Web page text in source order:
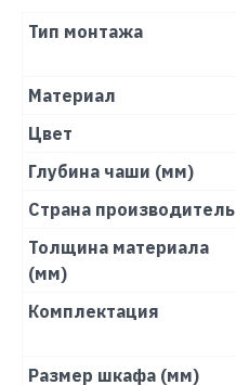
Тип монтажа
Материал
Цвет
Глубина чаши (мм)
Страна производитель
Толщина материала
(мм)
Комплектация
Размер шкафа (мм)